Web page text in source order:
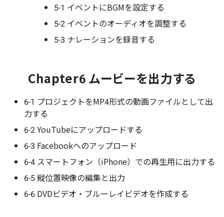
5-1 イベントにBGMを設定する
5-2 イベントのオーディオを調整する
5-3 ナレーションを録音する
Chapter6 ムービーを出力する
6-1 プロジェクトをMP4形式の動画ファイルとして出
力する
6-2 YouTubeにアップロードする
6-3 Facebookへのアップロード
6-4 スマートフォン（iPhone）での再生用に出力する
6-5 縦位置映像の編集と出力
6-6 DVDビデオ・ブルーレイビデオを作成する